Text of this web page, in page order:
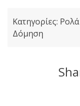
10cm
22446
Κατηγορίες:
Δόμηση